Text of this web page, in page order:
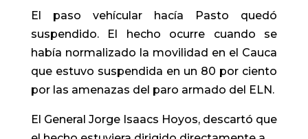
El paso vehícular hacía Pasto quedó
suspendido. El hecho ocurre cuando se
había normalizado la movilidad en el Cauca
que estuvo suspendida en un 80 por ciento
por las amenazas del paro armado del ELN.
El General Jorge Isaacs Hoyos, descartó que